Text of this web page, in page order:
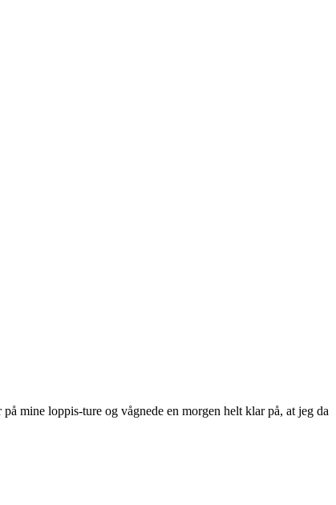
mine loppis-ture og vågnede en morgen helt klar på, at jeg da